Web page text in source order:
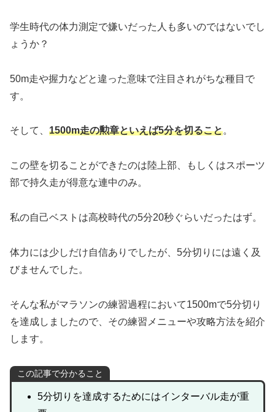
学生時代の体力測定で嫌いだった人も多いのではないでし
ょうか？
50m走や握力などと違った意味で注目されがちな種目で
す。
そして、 1500m走の勲章といえば5分を切ること。
この壁を切ることができたのは陸上部、もしくはスポーツ
部で持久走が得意な連中のみ。
私の自己ベストは高校時代の5分20秒ぐらいだったはず。
体力には少しだけ自信ありでしたが、5分切りには遠く及
びませんでした。
そんな私がマラソンの練習過程において1500mで5分切り
を達成しましたので、その練習メニューや攻略方法を紹介
します。
この記事で分かること
5分切りを達成するためにはインターバル走が重